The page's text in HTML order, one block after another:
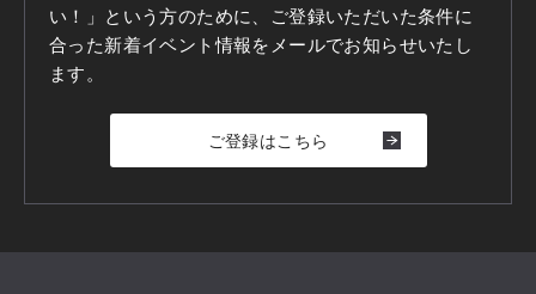
い！」という方のために、ご登録いただいた条件に
合った新着イベント情報をメールでお知らせいたし
ます。
ご登録はこちら